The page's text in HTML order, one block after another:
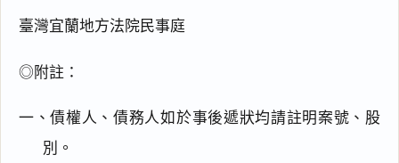
臺灣宜蘭地方法院民事庭
◎附註：
一、債權人、債務人如於事後遞狀均請註明案號、股
別。